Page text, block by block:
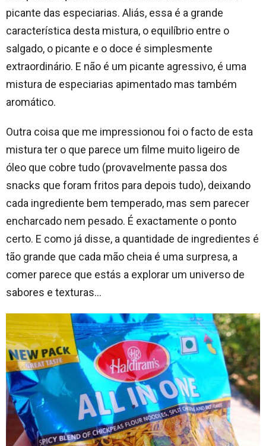
picante das especiarias. Aliás, essa é a grande
característica desta mistura, o equilíbrio entre o
salgado, o picante e o doce é simplesmente
extraordinário. E não é um picante agressivo, é uma
mistura de especiarias apimentado mas também
aromático.
Outra coisa que me impressionou foi o facto de esta
mistura ter o que parece um filme muito ligeiro de
óleo que cobre tudo (provavelmente passa dos
snacks que foram fritos para depois tudo), deixando
cada ingrediente bem temperado, mas sem parecer
encharcado nem pesado. É exactamente o ponto
certo. E como já disse, a quantidade de ingredientes é
tão grande que cada mão cheia é uma surpresa, a
comer parece que estás a explorar um universo de
sabores e texturas…